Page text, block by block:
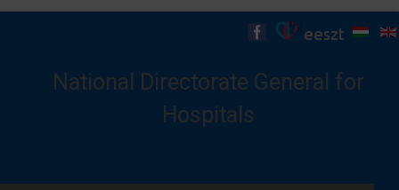
National Directorate General for
Hospitals